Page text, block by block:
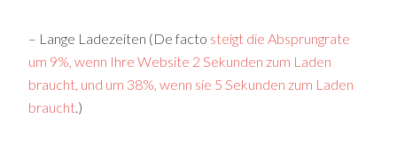
– Lange Ladezeiten (De facto steigt die Absprungrate
um 9%, wenn Ihre Website 2 Sekunden zum Laden
braucht, und um 38%, wenn sie 5 Sekunden zum Laden
braucht.)